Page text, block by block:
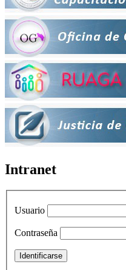
Intranet
Usuario
Contraseña